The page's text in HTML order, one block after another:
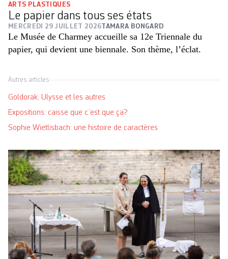
ARTS PLASTIQUES
Le papier dans tous ses états
MERCREDI 29 JUILLET 2026TAMARA BONGARD
Le Musée de Charmey accueille sa 12e Triennale du
papier, qui devient une biennale. Son thème, l’éclat.
Autres articles
Goldorak, Ulysse et les autres
Expositions: caisse que c’est que ça?
Sophie Wietlisbach: une histoire de caractères